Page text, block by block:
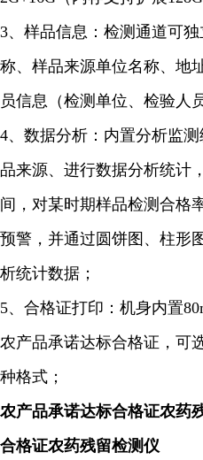
3、样品信息：检测通道可
称、样品来源单位名称、地
员信息（检测单位、检验人
4、数据分析：内置分析监
品来源、进行数据分析统计
间，对某时期样品检测合格
预警，并通过圆饼图、柱形
析统计数据；
5、合格证打印：机身内置
农产品承诺达标合格证，可
种格式；
农产品承诺达标合格证农药
合格证农药残留检测仪